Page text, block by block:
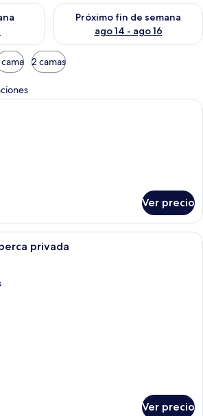
para este fin de semana ago 7 -
Próximo fin de semana
ago 14 - ago 16
Consulta la disponibilidad
cama 2 camas
Un dormitorio con cama a dosel,
Ver precio
Un dormitorio con una cama
privada
Ver precio